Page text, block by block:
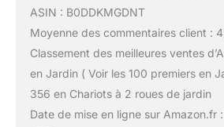
ASIN : B0DDKMGDNT
Moyenne des commentaires client :
Classement des meilleures ventes
en Jardin ( Voir les 100 premiers en
356 en Chariots à 2 roues de jardin
Date de mise en ligne sur Amazon.fr